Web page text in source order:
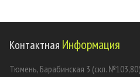
Контактная Информация
Тюмень, Барабинская 3 (скл. №103,80)